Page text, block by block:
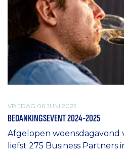
VRIJDAG 06 JUNI 2025
BEDANKINGSEVENT 2024-2025
Afgelopen woensdagavond
liefst 275 Business